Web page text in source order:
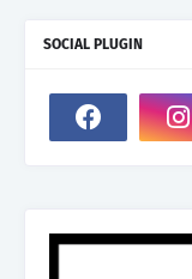
SOCIAL PLUGIN